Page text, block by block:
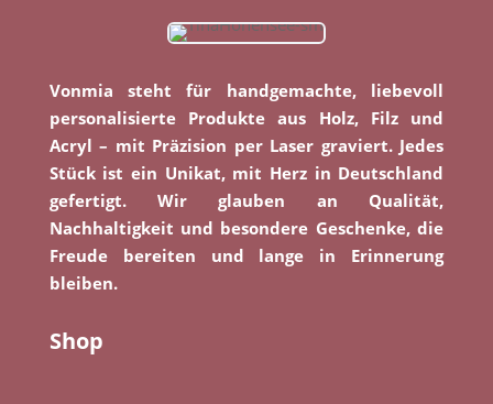
Vonmia steht für handgemachte, liebevoll
personalisierte Produkte aus Holz, Filz und
Acryl – mit Präzision per Laser graviert. Jedes
Stück ist ein Unikat, mit Herz in Deutschland
gefertigt. Wir glauben an Qualität,
Nachhaltigkeit und besondere Geschenke, die
Freude bereiten und lange in Erinnerung
bleiben.
Shop